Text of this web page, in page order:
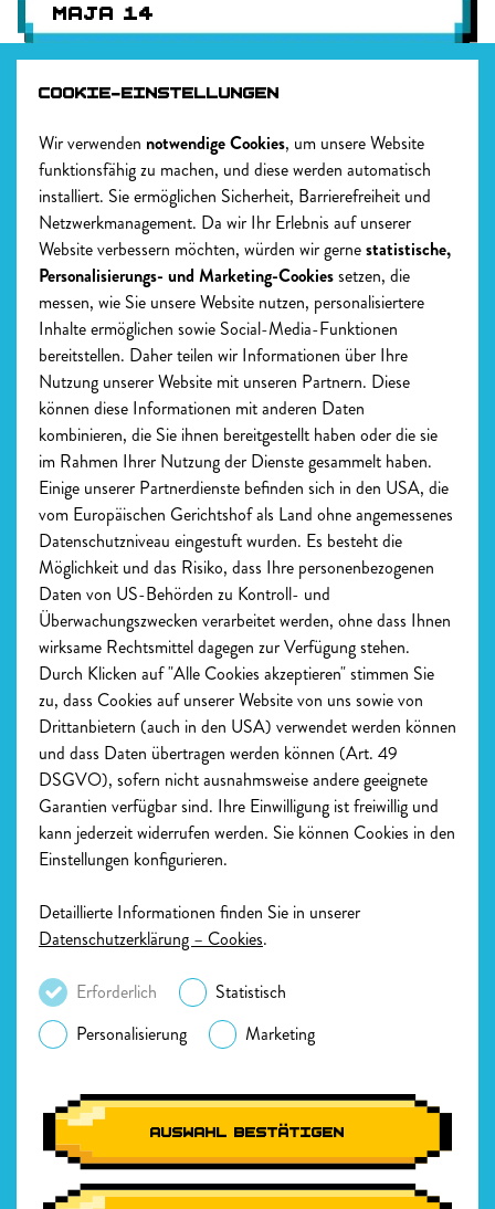
MAJA 14
DOWNLOADS
Herunterladenmaja_ehrenreich
JPG, 145 KB
Herunterladen
maja_ehrenreich
JPG, 145 KB
BESCHREIBUNG
Ablenkungen können dir dein Leben kosten.
Zur Hauptnavigation
Junge Menschen dazu befähigen, sicherere Entscheidungen auf der
Straße zu treffen durch kreative Kampagnen und
Gemeinschaftsengagement.
Rechtliches
Teilnahmebedingungen
Datenschutzerklärung
Cookie Einstellungen
COOKIE-EINSTELLUNGEN
Wir verwenden notwendige Cookies, um unsere Website
funktionsfähig zu machen, und diese werden automatisch
installiert. Sie ermöglichen Sicherheit, Barrierefreiheit und
Netzwerkmanagement. Da wir Ihr Erlebnis auf unserer
Website verbessern möchten, würden wir gernestatistische,
Personalisierungs- und Marketing-Cookiessetzen, die
messen, wie Sie unsere Website nutzen, personalisiertere
Inhalte ermöglichen sowie Social-Media-Funktionen
bereitstellen. Daher teilen wir Informationen über Ihre
Nutzung unserer Website mit unseren Partnern. Diese
können diese Informationen mit anderen Daten
kombinieren, die Sie ihnen bereitgestellt haben oder die sie
im Rahmen Ihrer Nutzung der Dienste gesammelt haben.
Einige unserer Partnerdienste befinden sich in den USA, die
vom Europäischen Gerichtshof als Land ohne angemessenes
Datenschutzniveau eingestuft wurden. Es besteht die
Möglichkeit und das Risiko, dass Ihre personenbezogenen
Daten von US-Behörden zu Kontroll- und
Überwachungszwecken verarbeitet werden, ohne dass Ihnen
wirksame Rechtsmittel dagegen zur Verfügung stehen.
Durch Klicken auf "Alle Cookies akzeptieren" stimmen Sie
zu, dass Cookies auf unserer Website von uns sowie von
Drittanbietern (auch in den USA) verwendet werden können
und dass Daten übertragen werden können (Art. 49
DSGVO), sofern nicht ausnahmsweise andere geeignete
Garantien verfügbar sind. Ihre Einwilligung ist freiwillig und
kann jederzeit widerrufen werden. Sie können Cookies in den
Einstellungen konfigurieren.
Detaillierte Informationen finden Sie in unserer
Datenschutzerklärung – Cookies.
Erforderlich
Statistisch
Personalisierung
Marketing
AUSWAHL BESTÄTIGEN